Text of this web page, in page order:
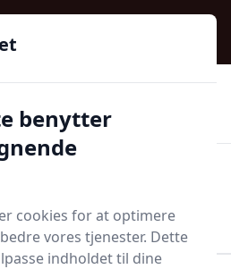
| Din Kulturguide Siden
butikker
benytter
cookies for at optimere
vores tjenester. Dette
indholdet til dine